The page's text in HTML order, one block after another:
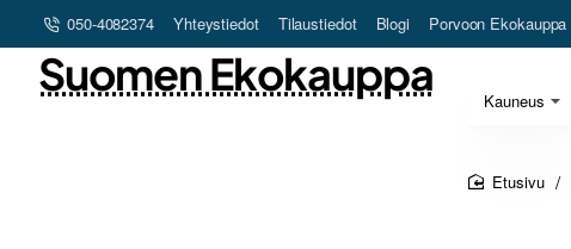
050-4082374 Yhteystiedot Tilaustiedot Blogi Porvoon Ekokauppa
Kauneus
Suomen Ekokauppa